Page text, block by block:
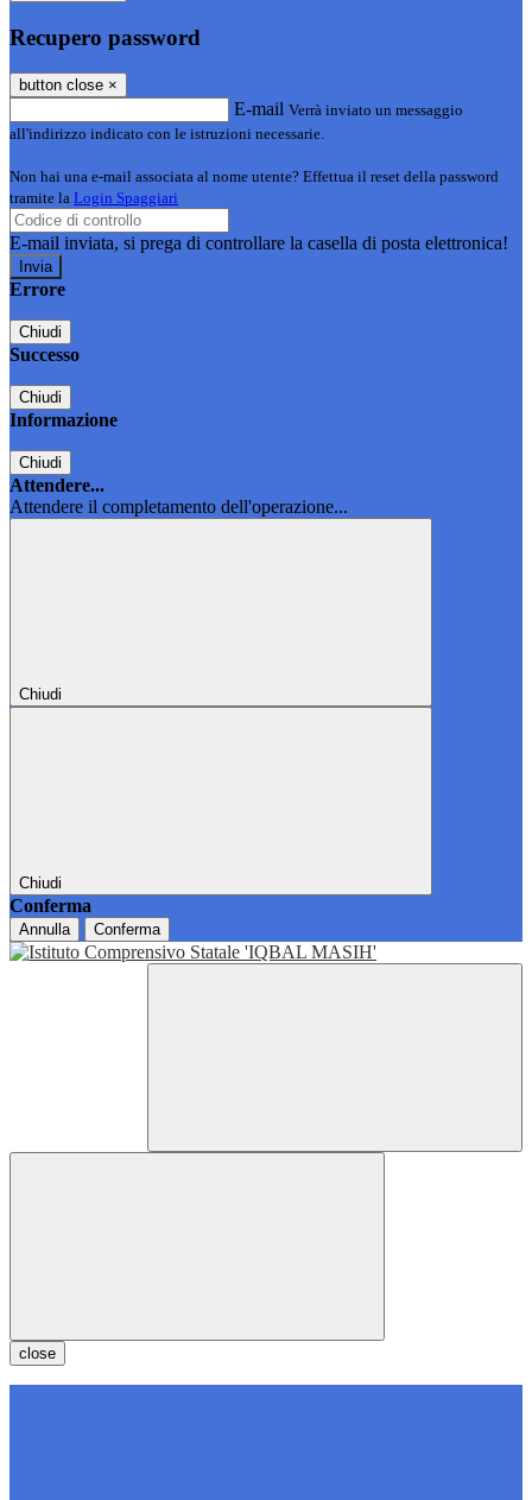
Recupero password
button close ×
E-mail Verrà inviato un messaggio
all'indirizzo indicato con le istruzioni necessarie.
Non hai una e-mail associata al nome utente? Effettua il reset della password
tramite la Login Spaggiari
E-mail inviata, si prega di controllare la casella di posta elettronica!
Errore
Chiudi
Successo
Chiudi
Informazione
Chiudi
Attendere...
Attendere il completamento dell'operazione...
Chiudi
Chiudi
Conferma
Annulla Conferma
close